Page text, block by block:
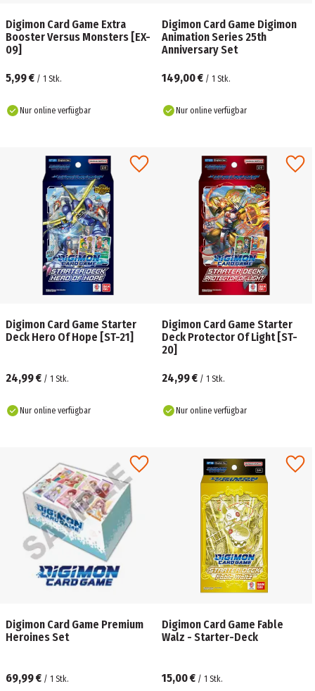
Digimon Card Game Extra
Booster Versus Monsters [EX-
09]
5,99 € / 1 Stk.
Nur online verfügbar
Digimon Card Game Digimon
Animation Series 25th
Anniversary Set
149,00 € / 1 Stk.
Nur online verfügbar
Digimon Card Game Starter
Deck Hero Of Hope [ST-21]
24,99 € / 1 Stk.
Nur online verfügbar
Digimon Card Game Starter
Deck Protector Of Light [ST-
20]
24,99 € / 1 Stk.
Nur online verfügbar
Digimon Card Game Premium
Heroines Set
69,99 € / 1 Stk.
Digimon Card Game Fable
Walz - Starter-Deck
15,00 € / 1 Stk.